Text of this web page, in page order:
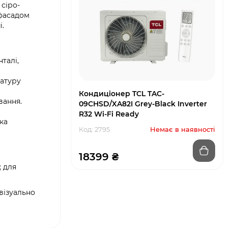
для
Кондиціонер TCL TAC-
09CHSD/XA82I Grey-Black Inverter
R32 Wi-Fi Ready
Код: 2795 Немає в наявності
18399 ₴